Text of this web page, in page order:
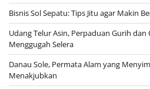
Bisnis Sol Sepatu: Tips Jitu agar Makin
Udang Telur Asin, Perpaduan Gurih dan
Menggugah Selera
Danau Sole, Permata Alam yang
Menakjubkan